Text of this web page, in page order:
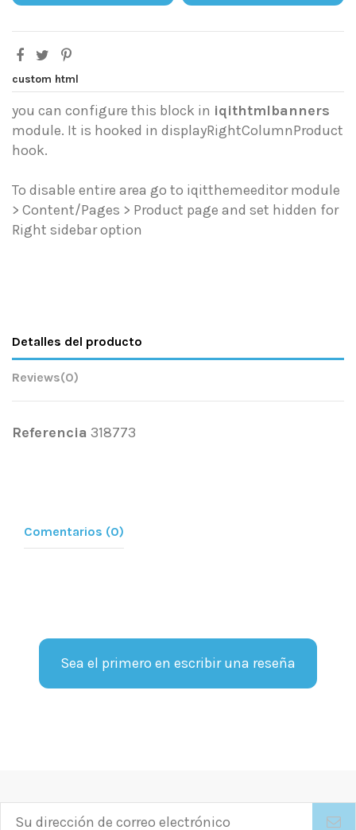
custom html
you can configure this block in iqithtmlbanners
module. It is hooked in displayRightColumnProduct
hook.
To disable entire area go to iqitthemeeditor module
> Content/Pages > Product page and set hidden for
Right sidebar option
Detalles del producto
Reviews(0)
Referencia 318773
Comentarios (0)
Sea el primero en escribir una reseña